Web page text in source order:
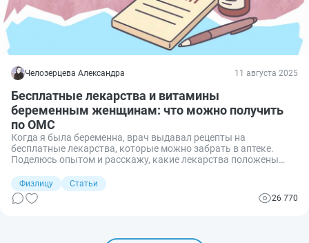
Челозерцева Александра 11 августа 2025
Бесплатные лекарства и витамины
беременным женщинам: что можно получить
по ОМС
Когда я была беременна, врач выдавал рецепты на
бесплатные лекарства, которые можно забрать в аптеке.
Поделюсь опытом и расскажу, какие лекарства положены
Физлицу
Статьи
26 770